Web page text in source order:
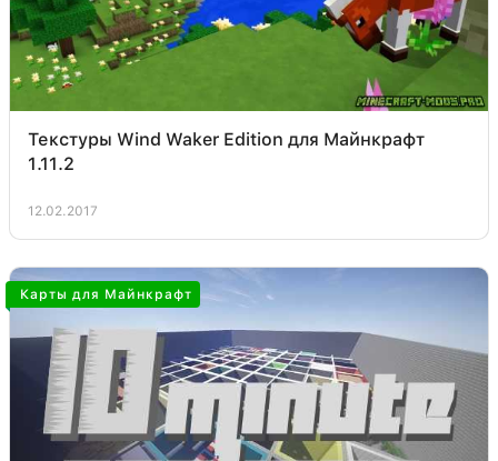
Текстуры Wind Waker Edition для Майнкрафт
1.11.2
12.02.2017
Карты для Майнкрафт